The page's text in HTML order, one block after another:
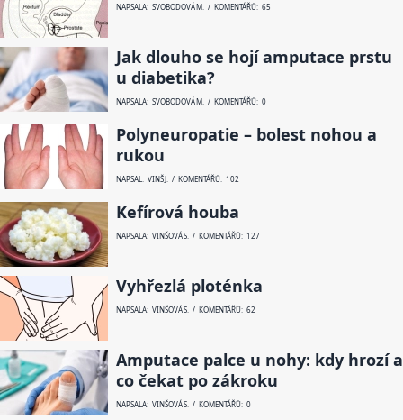
NAPSALA: SVOBODOVÁ M. / KOMENTÁŘŮ: 65
Jak dlouho se hojí amputace prstu
u diabetika?
NAPSALA: SVOBODOVÁ M. / KOMENTÁŘŮ: 0
Polyneuropatie – bolest nohou a
rukou
NAPSAL: VINŠ J. / KOMENTÁŘŮ: 102
Kefírová houba
NAPSALA: VINŠOVÁ S. / KOMENTÁŘŮ: 127
Vyhřezlá ploténka
NAPSALA: VINŠOVÁ S. / KOMENTÁŘŮ: 62
Amputace palce u nohy: kdy hrozí a
co čekat po zákroku
NAPSALA: VINŠOVÁ S. / KOMENTÁŘŮ: 0